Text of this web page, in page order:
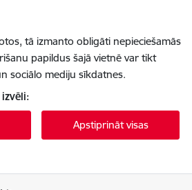
tā izmanto obligāti nepieciešamās
papildus šajā vietnē var tikt
sociālo mediju sīkdatnes.
Apstiprināt visas